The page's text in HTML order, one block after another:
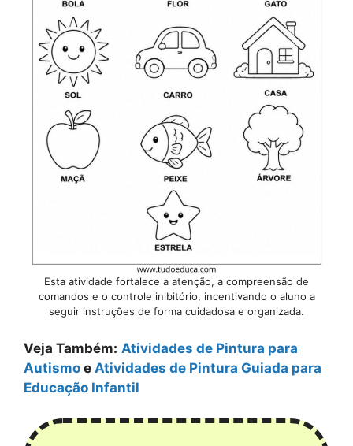
Esta atividade fortalece a atenção, a compreensão de
comandos e o controle inibitório, incentivando o aluno a
seguir instruções de forma cuidadosa e organizada.
Veja Também: Atividades de Pintura para
Autismo e Atividades de Pintura Guiada para
Educação Infantil